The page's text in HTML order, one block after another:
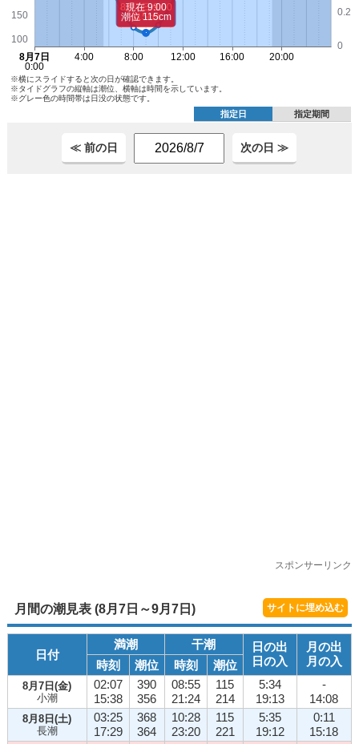
※横にスライドすると次の日が確認できます。
※タイドグラフの縦軸は潮位、横軸は時間を示しています。
※グレー色の時間帯は日没の状態です。
指定日 指定期間
≪ 前の日 次の日 ≫
スポンサーリンク
月間の潮見表 (8月7日～9月7日) サイトに埋め込む
日付
満潮 干潮
日の出
日の入
月の出
月の入
時刻 潮位 時刻 潮位
8月7日(金)
小潮
02:07
15:38
390
356
08:55
21:24
115
214
5:34
19:13
-
14:08
8月8日(土)
長潮
03:25
17:29
368
364
10:28
23:20
115
221
5:35
19:12
0:11
15:18